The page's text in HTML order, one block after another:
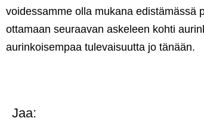
voidessamme olla mukana edistämässä
ottamaan seuraavan askeleen kohti
aurinkoisempaa tulevaisuutta jo tänään.
Jaa: